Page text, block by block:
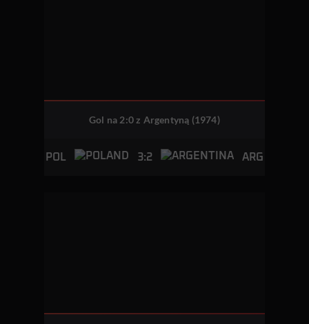
Gol na 2:0 z Argentyną (1974)
POL 3:2 ARG